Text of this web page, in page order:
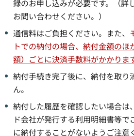
録のお申し込みが必要です。（詳
お問い合わせください。）
通信料はご負担ください。また、
トでの納付の場合、 納付金額のほ
額）ごとに決済手数料がかかります
納付手続き完了後に、納付を取り
ん。
納付した履歴を確認したい場合は
ド会社が発行する利用明細書等で
に納付することがないようご注意